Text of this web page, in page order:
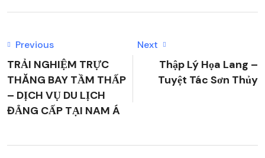
Previous
TRẢI NGHIỆM TRỰC
THĂNG BAY TẦM THẤP
– DỊCH VỤ DU LỊCH
ĐẲNG CẤP TẠI NAM Á
Next
Thập Lý Họa Lang –
Tuyệt Tác Sơn Thủy